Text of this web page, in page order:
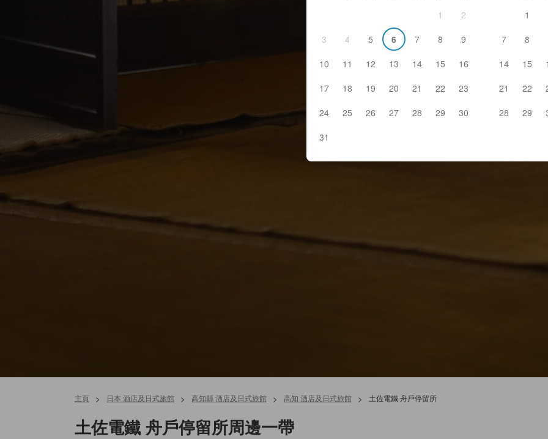
1
2
3
4 5 6 7 8
9
10
11 12 13 14 15
16
17
18 19 20 21 22
23
24
25 26 27 28 29
30
31
1
7
8
14
15
21
22
28
29
主頁 > 日本 酒店及日式旅館 > 高知縣 酒店及日式旅館 > 高知 酒店及日式旅館 > 土佐電鐵 舟戶停留所
土佐電鐵 舟戶停留所周邊一帶